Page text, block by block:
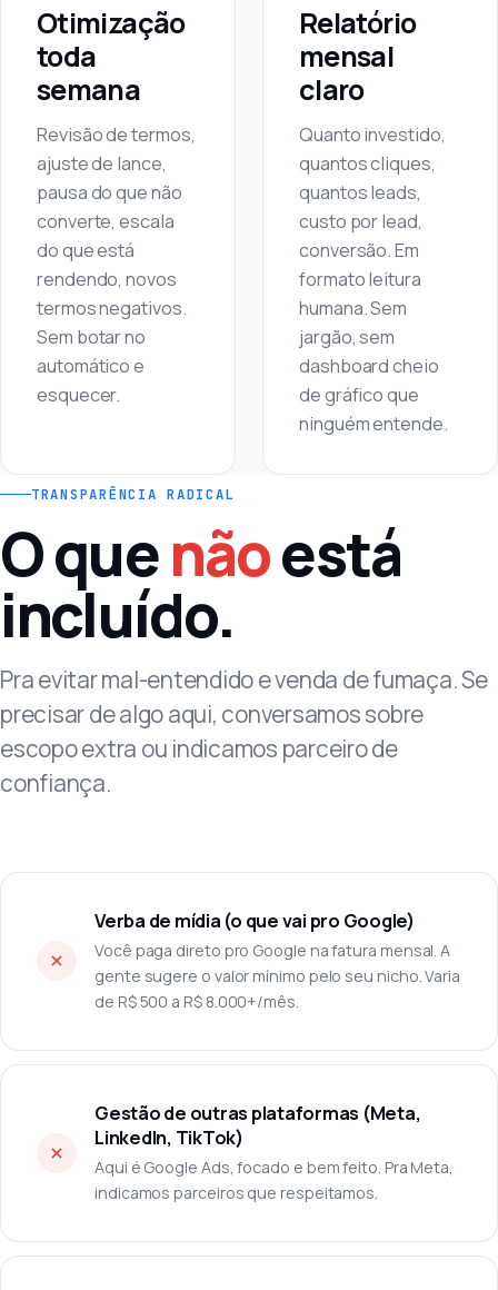
Otimização
toda
semana
Revisão de termos,
ajuste de lance,
pausa do que não
converte, escala
do que está
rendendo, novos
termos negativos.
Sem botar no
automático e
esquecer.
Relatório
mensal
claro
Quanto investido,
quantos cliques,
quantos leads,
custo por lead,
conversão. Em
formato leitura
humana. Sem
jargão, sem
dashboard cheio
de gráfico que
ninguém entende.
TRANSPARÊNCIA RADICAL
O quenãoestá
incluído.
Pra evitar mal-entendido e venda de fumaça. Se
precisar de algo aqui, conversamos sobre
escopo extra ou indicamos parceiro de
confiança.
Verba de mídia (o que vai pro Google)
Você paga direto pro Google na fatura mensal. A
gente sugere o valor mínimo pelo seu nicho. Varia
de R$ 500 a R$ 8.000+/mês.
Gestão de outras plataformas (Meta,
LinkedIn, TikTok)
Aqui é Google Ads, focado e bem feito. Pra Meta,
indicamos parceiros que respeitamos.